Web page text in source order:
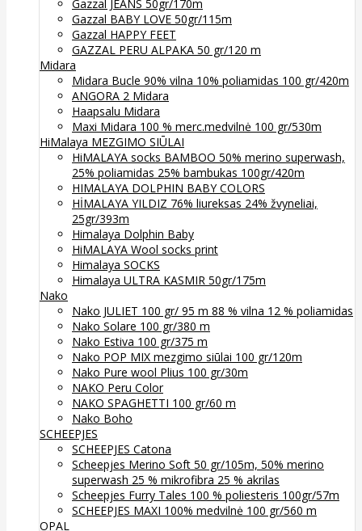
Gazzal JEANS 50gr/170m
Gazzal BABY LOVE 50gr/115m
Gazzal HAPPY FEET
GAZZAL PERU ALPAKA 50 gr/120 m
Midara
Midara Bucle 90% vilna 10% poliamidas 100 gr/420m
ANGORA 2 Midara
Haapsalu Midara
Maxi Midara 100 % merc.medvilnė 100 gr/530m
HiMalaya MEZGIMO SIŪLAI
HiMALAYA socks BAMBOO 50% merino superwash,
25% poliamidas 25% bambukas 100gr/420m
HIMALAYA DOLPHIN BABY COLORS
HİMALAYA YILDIZ 76% liureksas 24% žvyneliai,
25gr/393m
Himalaya Dolphin Baby
HiMALAYA Wool socks print
Himalaya SOCKS
Himalaya ULTRA KASMIR 50gr/175m
Nako
Nako JULIET 100 gr/ 95 m 88 % vilna 12 % poliamidas
Nako Solare 100 gr/380 m
Nako Estiva 100 gr/375 m
Nako POP MIX mezgimo siūlai 100 gr/120m
Nako Pure wool Plius 100 gr/30m
NAKO Peru Color
NAKO SPAGHETTI 100 gr/60 m
Nako Boho
SCHEEPJES
SCHEEPJES Catona
Scheepjes Merino Soft 50 gr/105m, 50% merino
superwash 25 % mikrofibra 25 % akrilas
Scheepjes Furry Tales 100 % poliesteris 100gr/57m
SCHEEPJES MAXI 100% medvilnė 100 gr/560 m
OPAL